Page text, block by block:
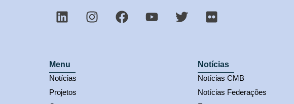
Menu
Notícias
Projetos
Notícias
Notícias CMB
Notícias Federações